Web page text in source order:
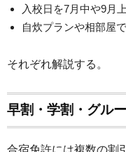
入校日を7月中や9月
自炊プランや相部屋
それぞれ解説する。
早割・学割・グル
合宿免許には複数の割